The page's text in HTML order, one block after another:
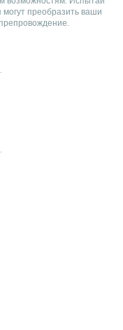
могут преобразить ваши